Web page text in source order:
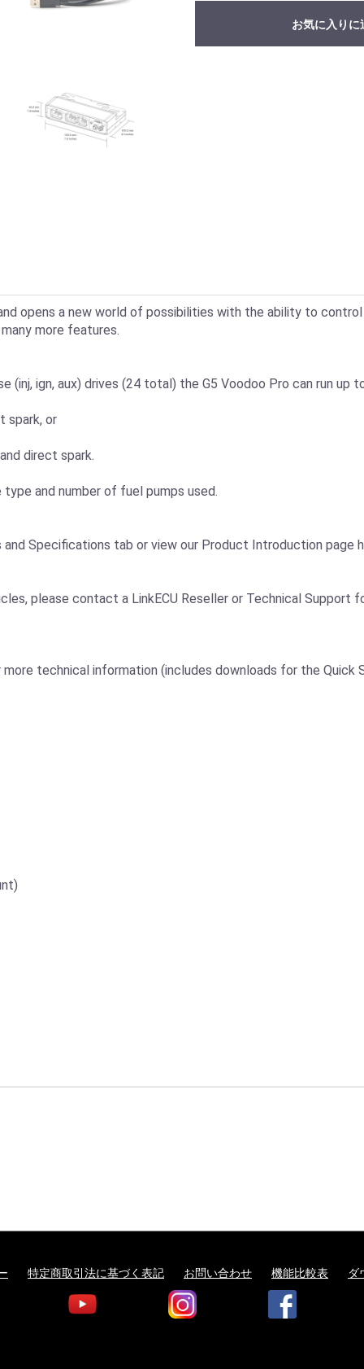
お気に入りに
opens a new world of possibilities with the ability to
more features.
(inj, ign, aux) drives (24 total) the G5 Voodoo Pro can run up
spark, or
direct spark.
and number of fuel pumps used.
Specifications tab or view our Product Introduction page
please contact a LinkECU Reseller or Technical Support
technical information (includes downloads for the Quick
特定商取引法に基づく表記 お問い合わせ 機能比較表 ダ